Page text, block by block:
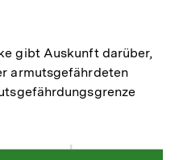
gibt Auskunft darüber,
armutsgefährdeten